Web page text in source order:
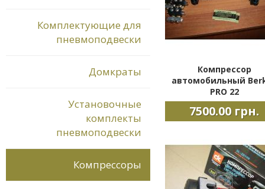
Комплектующие для
пневмоподвески
Домкраты
Установочные
комплекты
пневмоподвески
Компрессоры
Компрессор
автомобильный
PRO 22
7500.00 грн.